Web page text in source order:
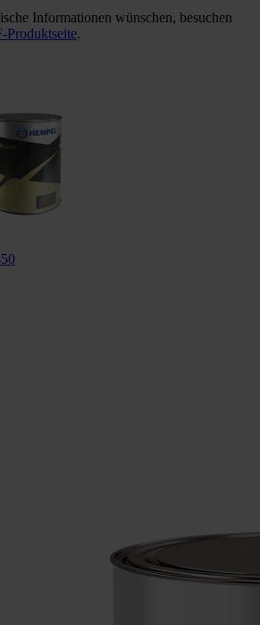
Informationen wünschen, besuchen
Produktseite.